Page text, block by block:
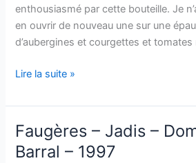
enthousiasmé par cette bouteille. Je
en ouvrir de nouveau une sur une
d’aubergines et courgettes et
Faugères
Jadis
–
Domaine
Léon
Lire la suite »
Faugères – Jadis –
Barral – 1997